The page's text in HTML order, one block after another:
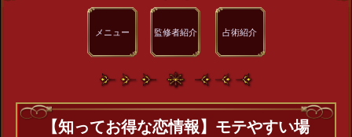
メニュー 監修者紹介 占術紹介
【知ってお得な恋情報】モテやすい場